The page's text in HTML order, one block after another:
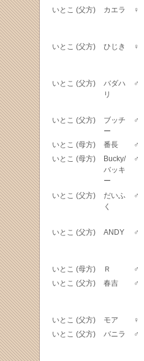
いとこ (父方) カエラ ♀
いとこ (父方) ひじき ♀
いとこ (父方)
バダハ
リ
♂
いとこ (父方)
ブッチ
ー
♂
いとこ (母方) 番長 ♂
いとこ (母方)
Bucky/
バッキ
ー
♂
いとこ (父方)
だいふ
く
♂
いとこ (父方) ANDY ♂
いとこ (母方) Ｒ ♂
いとこ (父方) 春吉 ♂
いとこ (父方) モア ♀
いとこ (父方) バニラ ♂